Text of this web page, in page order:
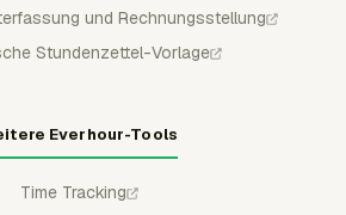
und Rechnungsstellung
Stundenzettel-Vorlage
Everhour-Tools
Time Tracking